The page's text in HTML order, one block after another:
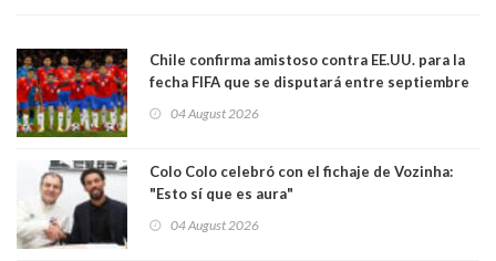
Chile confirma amistoso contra EE.UU. para la
fecha FIFA que se disputará entre septiembre
04 August 2026
Colo Colo celebró con el fichaje de Vozinha:
"Esto sí que es aura"
04 August 2026